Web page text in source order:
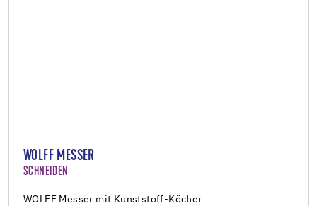
WOLFF MESSER
SCHNEIDEN
WOLFF Messer mit Kunststoff-Köcher